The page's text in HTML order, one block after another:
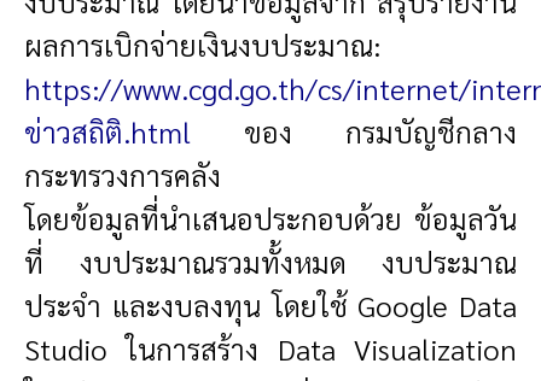
ผลการเบิกจ่ายเงินงบประมาณ:
https://www.cgd.go.th/cs/internet/
ข่าวสถิติ.html ของ กรมบัญชีกลาง
กระทรวงการคลัง
โดยข้อมูลที่นำเสนอประกอบด้วย ข้อมูลวัน
ที่ งบประมาณรวมทั้งหมด งบประมาณ
ประจำ และงบลงทุน โดยใช้ Google Data
Studio ในการสร้าง Data Visualization